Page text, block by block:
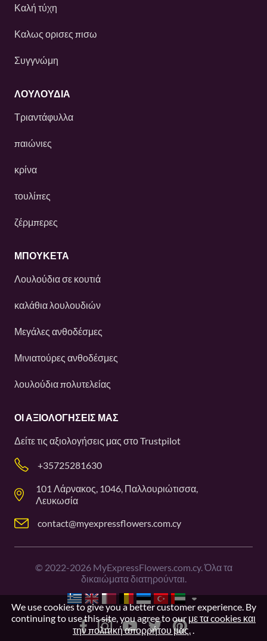
Καλή τύχη
Καλως ορισες πισω
Συγγνώμη
ΛΟΥΛΟΎΔΙΑ
Τριαντάφυλλα
παιώνιες
κρίνα
τουλίπες
ζέρμπερες
ΜΠΟΥΚΕΤΑ
Λουλούδια σε κουτιά
καλάθια λουλουδιών
Μεγάλες ανθοδέσμες
Μινιατούρες ανθοδέσμες
λουλούδια πολυτελείας
ΟΙ ΑΞΙΟΛΟΓΉΣΕΙΣ ΜΑΣ
Δείτε τις αξιολογήσεις μας στοTrustpilot
+35725281630
101 Λάρνακος, 1046, Παλλουριώτισσα,
Λευκωσία
contact@myexpressflowers.com.cy
© 2022-2026MyExpressFlowers.com.cy. Όλα τα
δικαιώματα διατηρούνται.
We use cookies to give you a better customer experience. By
continuing to use this site, you agree to our με τα cookies και
την πολιτική απορρήτου μας..